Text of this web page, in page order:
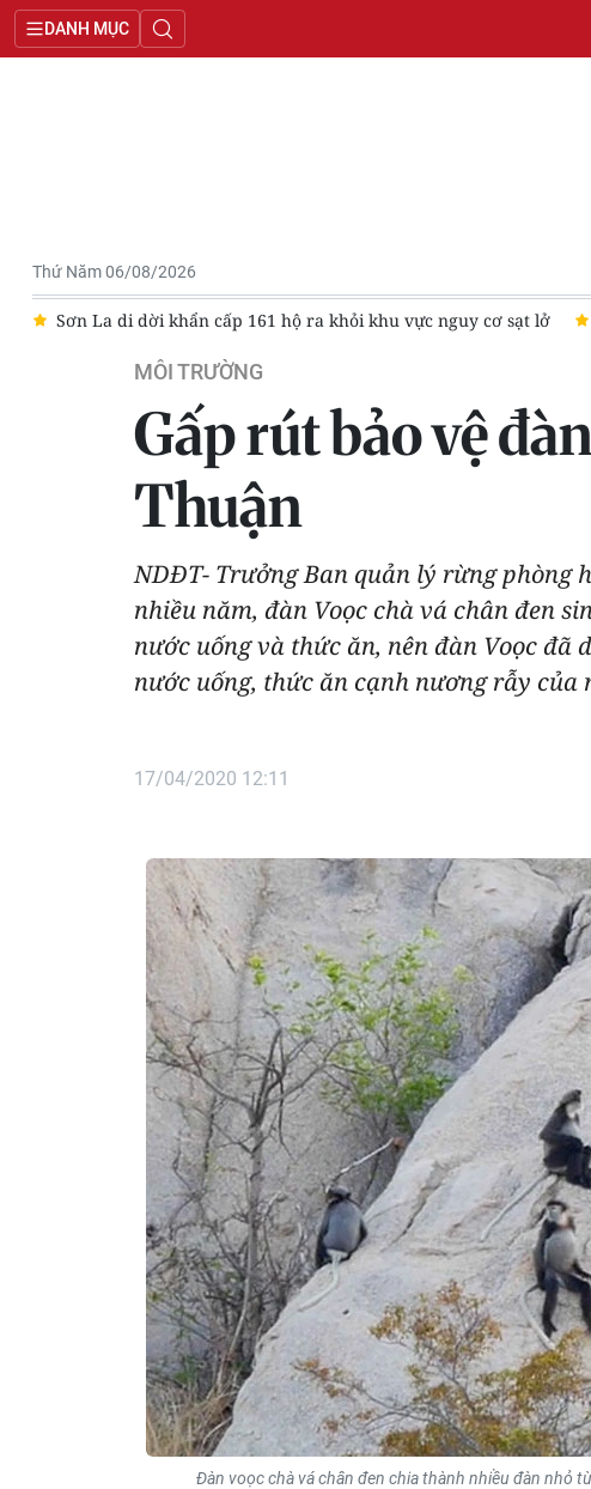
DANH MỤC
Thứ Năm 06/08/2026
Sơn La di dời khẩn cấp 161 hộ ra khỏi khu vực nguy cơ sạt lở
MÔI TRƯỜNG
Gấp rút bảo vệ
Thuận
NDĐT- Trưởng Ban quản lý rừng phòng
nhiều năm, đàn Voọc chà vá chân đen
nước uống và thức ăn, nên đàn Voọc
nước uống, thức ăn cạnh nương rẫy của
17/04/2020 12:11
Đàn voọc chà vá chân đen chia thành nhiều đàn nhỏ